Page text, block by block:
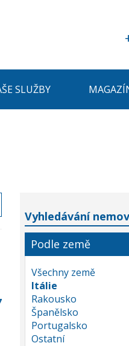
SLUŽBY
Vyhledávání
Podle země
Všechny země
Itálie
Rakousko
Španělsko
Portugalsko
Ostatní